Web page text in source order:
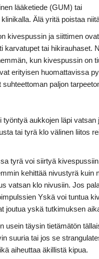
lääketiede (GUM) tai
Älä yritä poistaa
kivespussin ja siittimen
karvatupet tai hikirauhaset.
kun kivespussin on
erityisen huomattavissa
paljon
työntyä aukkojen läpi vatsan
tai tyrä klo välinen liitos
tyrä voi siirtyä
kehittää nivustyrä kuin
vatsan klo nivusiin. Jos
Yskä voi tuntua
joutua yskä tutkimuksen
usein täysin tietämätön
suuria tai jos se
aiheuttaa äkillistä kipua.